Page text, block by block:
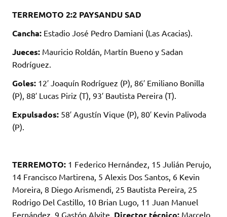
TERREMOTO 2:2 PAYSANDU SAD
Cancha: Estadio José Pedro Damiani (Las Acacias).
Jueces: Mauricio Roldán, Martín Bueno y Sadan
Rodríguez.
Goles: 12′ Joaquín Rodríguez (P), 86′ Emiliano Bonilla
(P), 88′ Lucas Piriz (T), 93′ Bautista Pereira (T).
Expulsados: 58′ Agustín Vique (P), 80′ Kevin Palivoda
(P).
TERREMOTO: 1 Federico Hernández, 15 Julián Perujo,
14 Francisco Martirena, 5 Alexis Dos Santos, 6 Kevin
Moreira, 8 Diego Arismendi, 25 Bautista Pereira, 25
Rodrigo Del Castillo, 10 Brian Lugo, 11 Juan Manuel
Fernández, 9 Gastón Alvite. Director técnico: Marcelo